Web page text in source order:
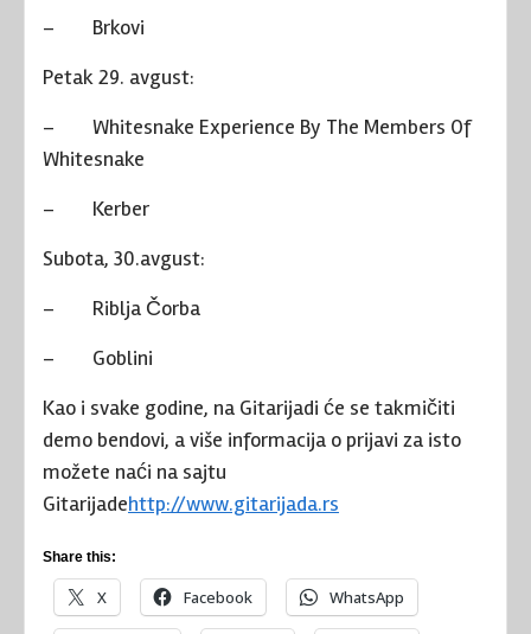
– Brkovi
Petak 29. avgust:
– Whitesnake Experience By The Members Of
Whitesnake
– Kerber
Subota, 30.avgust:
– Riblja Čorba
– Goblini
Kao i svake godine, na Gitarijadi će se takmičiti
demo bendovi, a više informacija o prijavi za isto
možete naći na sajtu
Gitarijadehttp://www.gitarijada.rs
Share this:
X Facebook WhatsApp